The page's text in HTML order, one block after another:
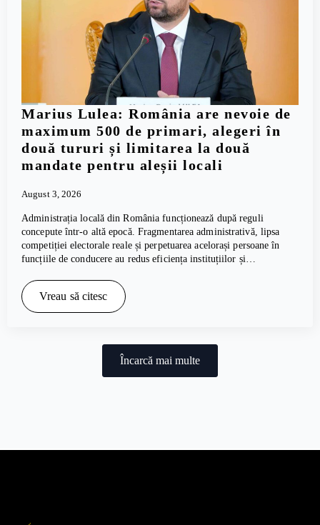
Marius Lulea: România are nevoie de
maximum 500 de primari, alegeri în
două tururi și limitarea la două
mandate pentru aleșii locali
August 3, 2026
Administrația locală din România funcționează după reguli
concepute într-o altă epocă. Fragmentarea administrativă, lipsa
competiției electorale reale și perpetuarea acelorași persoane în
funcțiile de conducere au redus eficiența instituțiilor și…
Vreau să citesc
Încarcă mai multe